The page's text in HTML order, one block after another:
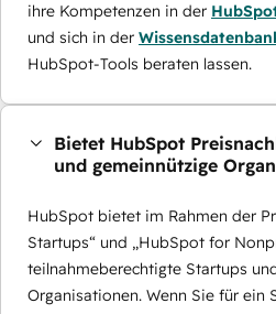
ihre Kompetenzen in der
und sich in der
HubSpot-Tools beraten lassen.
Bietet HubSpot
und gemeinnützige
HubSpot bietet im Rahmen der
Startups“ und „HubSpot for
teilnahmeberechtigte Startups
Organisationen. Wenn Sie für ein